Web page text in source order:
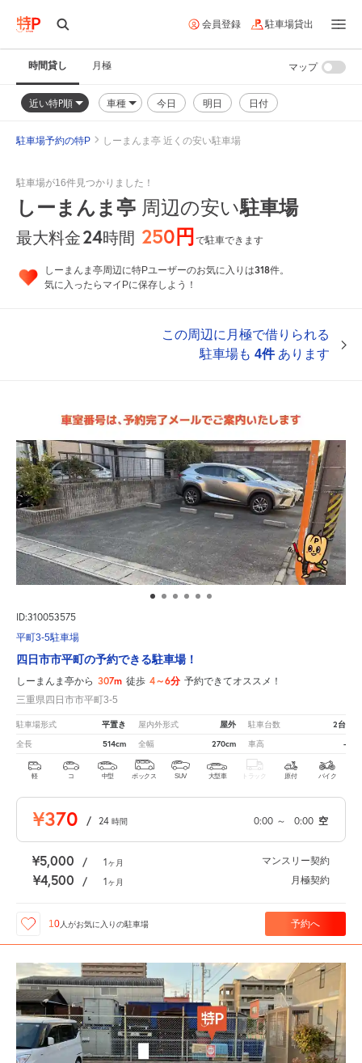
会員登録 駐車場貸出
時間貸し 月極
近い特P順 車種 今日 明日 日付
マップ
駐車場予約の特P しーまんま亭 近くの安い駐車場
駐車場が16件見つかりました！
しーまんま亭 周辺の安い駐車場
最大料金24時間 250円で駐車できます
しーまんま亭周辺に特Pユーザーのお気に入りは318件。
気に入ったらマイPに保存しよう！
この周辺に月極で借りられる
駐車場も 4件あります
ID:310053575
平町3-5駐車場
四日市市平町の予約できる駐車場！
しーまんま亭から 307m 徒歩 4～6分 予約できてオススメ！
三重県四日市市平町3-5
駐車場形式 平置き 屋内外形式 屋外 駐車台数 2台
全長 514cm 全幅 270cm 車高 -
軽 コ 中型 ボックス SUV 大型車 トラック 原付 バイク
¥370 / 24 時間 0:00 ～ 0:00 空
¥5,000 / 1ヶ月 マンスリー契約
¥4,500 / 1ヶ月 月極契約
10 人がお気に入りの駐車場 予約へ